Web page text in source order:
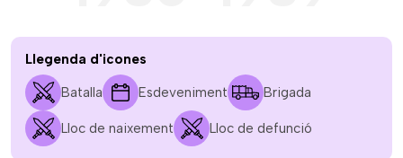
Llegenda d'icones
Batalla Esdeveniment Brigada
Lloc de naixement Lloc de defunció